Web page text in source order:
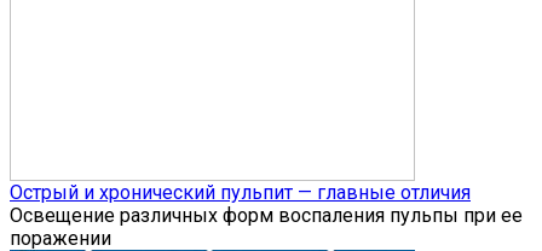
Острый и хронический пульпит — главные отличия
Освещение различных форм воспаления пульпы при ее
поражении